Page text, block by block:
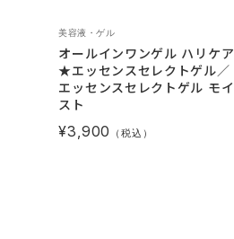
オールインワンゲル ハリケア
★エッセンスセレクトゲル／
エッセンスセレクトゲル モイ
スト
美容液・ゲル
¥3,900 （税込）